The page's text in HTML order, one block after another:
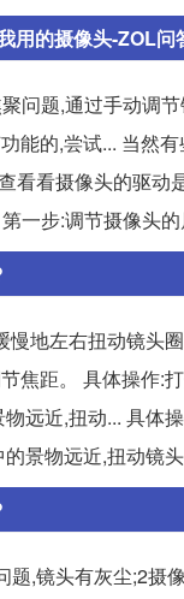
用的摄像头-ZOL问
问题,通过手动调
能的,尝试... 当然
看看摄像头的驱
步:调节摄像头的
地左右扭动镜头
焦距。 具体操作:
远近,扭动... 具体
景物远近,扭动镜
题,镜头有灰尘;2摄